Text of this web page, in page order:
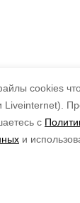
cookies
Liveinternet).
с
и